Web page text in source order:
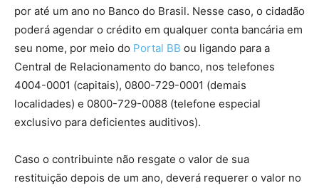
por até um ano no Banco do Brasil. Nesse caso, o cidadão
poderá agendar o crédito em qualquer conta bancária em
seu nome, por meio do Portal BB ou ligando para a
Central de Relacionamento do banco, nos telefones
4004-0001 (capitais), 0800-729-0001 (demais
localidades) e 0800-729-0088 (telefone especial
exclusivo para deficientes auditivos).
Caso o contribuinte não resgate o valor de sua
restituição depois de um ano, deverá requerer o valor no